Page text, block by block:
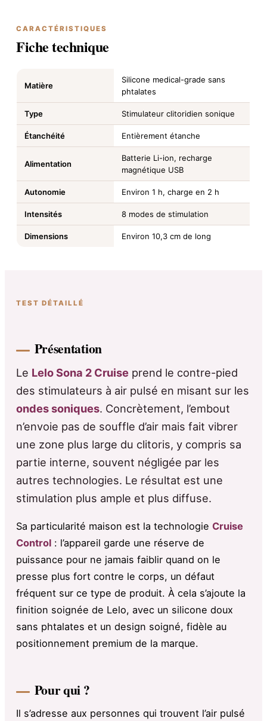
CARACTÉRISTIQUES
Fiche technique
Matière
Silicone medical-grade sans
phtalates
Type Stimulateur clitoridien sonique
Étanchéité Entièrement étanche
Alimentation
Batterie Li-ion, recharge
magnétique USB
Autonomie Environ 1 h, charge en 2 h
Intensités 8 modes de stimulation
Dimensions Environ 10,3 cm de long
TEST DÉTAILLÉ
Présentation
Le Lelo Sona 2 Cruise prend le contre-pied
des stimulateurs à air pulsé en misant sur les
ondes soniques. Concrètement, l’embout
n’envoie pas de souffle d’air mais fait vibrer
une zone plus large du clitoris, y compris sa
partie interne, souvent négligée par les
autres technologies. Le résultat est une
stimulation plus ample et plus diffuse.
Sa particularité maison est la technologieCruise
Control : l’appareil garde une réserve de
puissance pour ne jamais faiblir quand on le
presse plus fort contre le corps, un défaut
fréquent sur ce type de produit. À cela s’ajoute la
finition soignée de Lelo, avec un silicone doux
sans phtalates et un design soigné, fidèle au
positionnement premium de la marque.
Pour qui ?
Il s’adresse aux personnes qui trouvent l’air pulsé